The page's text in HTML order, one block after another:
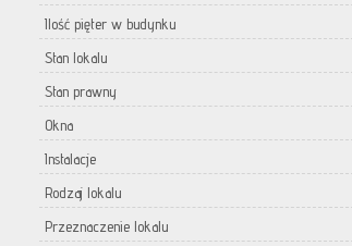
Ilość pięter w budynku
Stan lokalu
Stan prawny
Okna
Instalacje
Rodzaj lokalu
Przeznaczenie lokalu